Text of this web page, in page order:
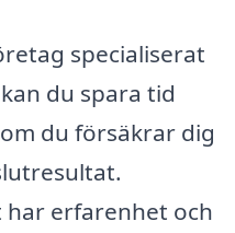
specialiserat
kan du spara tid
du försäkrar dig
har erfarenhet och